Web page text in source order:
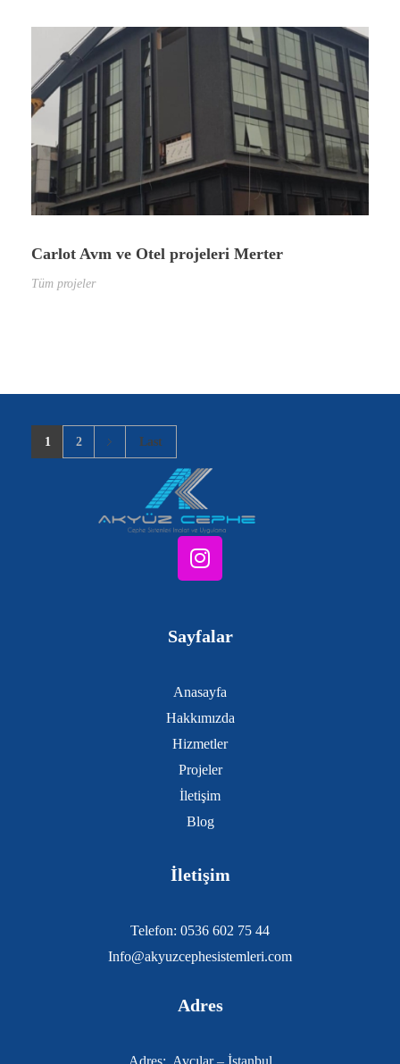
Carlot Avm ve Otel projeleri Merter
Tüm projeler
1 2 Last
Sayfalar
Anasayfa
Hakkımızda
Hizmetler
Projeler
İletişim
Blog
İletişim
Telefon: 0536 602 75 44
Info@akyuzcephesistemleri.com
Adres
Adres: Avcılar – İstanbul